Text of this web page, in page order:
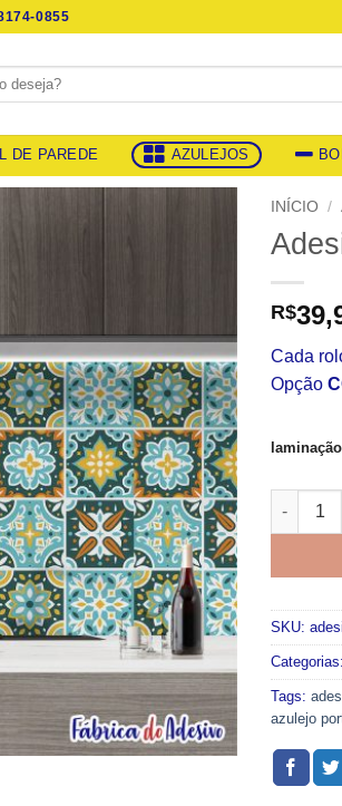
0855
DE PAREDE AZULEJOS
INÍCIO /
R$
Cada
Opção
laminação
Adesivo
SKU:
Categorias:
Tags:
azulejo